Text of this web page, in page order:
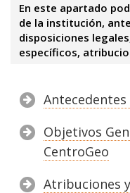
En este apartado
de la institución,
disposiciones
específicos,
Objetivos
CentroGeo
Atribuciones